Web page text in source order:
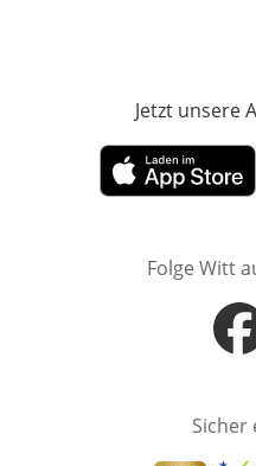
Jetzt unsere
Öffnet in neuem
Folge Witt
Sicher